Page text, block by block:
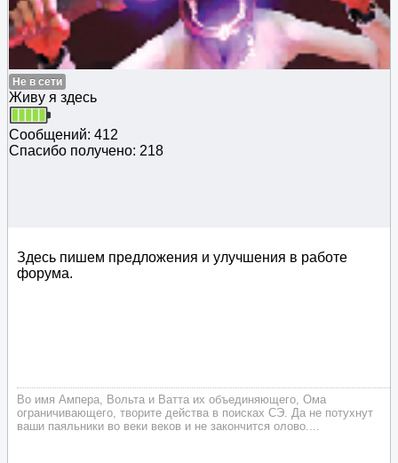
Не в сети
Живу я здесь
Сообщений: 412
Спасибо получено: 218
Здесь пишем предложения и улучшения в работе
форума.
Во имя Ампера, Вольта и Ватта их объединяющего, Ома
ограничивающего, творите действа в поисках СЭ. Да не потухнут
ваши паяльники во веки веков и не закончится олово....